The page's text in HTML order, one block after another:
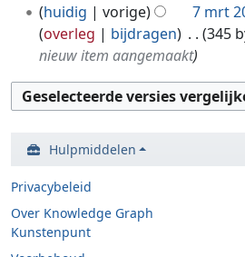
huidig
vorige 7 mrt
overleg
bijdragen 345
nieuw item aangemaakt
Hulpmiddelen
Privacybeleid
Over Knowledge Graph
Kunstenpunt